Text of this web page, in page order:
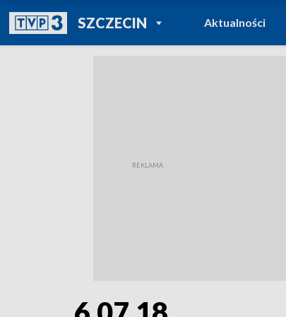
SZCZECINPOWRÓT DO
TVP REGIONY
Aktualności